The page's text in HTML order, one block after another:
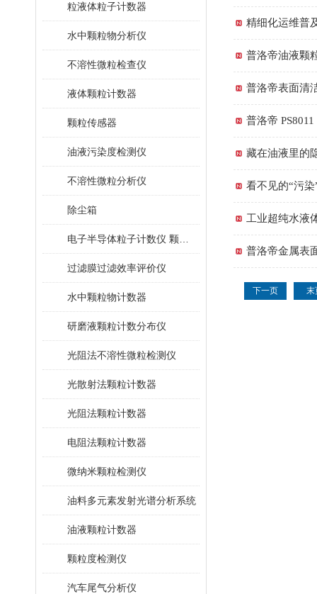
粒液体粒子计数器
水中颗粒物分析仪
不溶性微粒检查仪
液体颗粒计数器
颗粒传感器
油液污染度检测仪
不溶性微粒分析仪
除尘箱
过滤膜过滤效率评价仪
水中颗粒物计数器
研磨液颗粒计数分布仪
光阻法不溶性微粒检测仪
光散射法颗粒计数器
光阻法颗粒计数器
电阻法颗粒计数器
微纳米颗粒检测仪
油料多元素发射光谱分析系统
油液颗粒计数器
颗粒度检测仪
汽车尾气分析仪
精细化运维普
普洛帝油液颗
普洛帝表面清
普洛帝
藏在油液里的
看不见的“污
工业超纯水液
普洛帝金属表
下一页 末